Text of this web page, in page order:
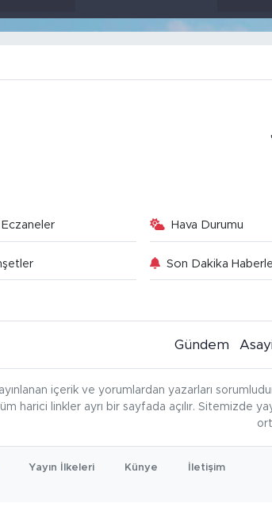
Hava Durumu
Son Dakika
Gündem
içerik ve yorumlardan yazarları
harici linkler ayrı bir sayfada açılır. Sitemizde
Yayın İlkeleri Künye İletişim